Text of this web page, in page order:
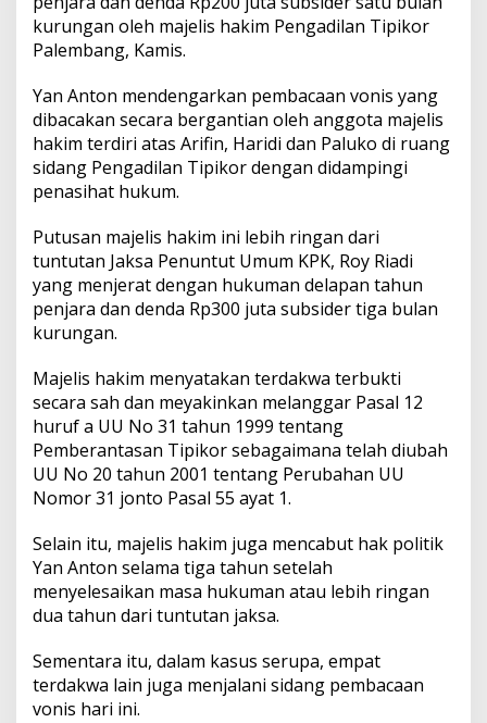
f
Y
a
A
n
t
o
n
F
r
d
i
a
n
o
n
i
s
E
n
a
T
a
u
n
e
n
j
kurungan oleh majelis hakim Pengadilan Tipikor
Palembang, Kamis.
Yan Anton mendengarkan pembacaan vonis yang
dibacakan secara bergantian oleh anggota majelis
hakim terdiri atas Arifin, Haridi dan Paluko di ruang
sidang Pengadilan Tipikor dengan didampingi
penasihat hukum.
Putusan majelis hakim ini lebih ringan dari
tuntutan Jaksa Penuntut Umum KPK, Roy Riadi
yang menjerat dengan hukuman delapan tahun
penjara dan denda Rp300 juta subsider tiga bulan
kurungan.
Majelis hakim menyatakan terdakwa terbukti
secara sah dan meyakinkan melanggar Pasal 12
huruf a UU No 31 tahun 1999 tentang
Pemberantasan Tipikor sebagaimana telah diubah
UU No 20 tahun 2001 tentang Perubahan UU
Nomor 31 jonto Pasal 55 ayat 1.
Selain itu, majelis hakim juga mencabut hak politik
Yan Anton selama tiga tahun setelah
menyelesaikan masa hukuman atau lebih ringan
dua tahun dari tuntutan jaksa.
Sementara itu, dalam kasus serupa, empat
terdakwa lain juga menjalani sidang pembacaan
vonis hari ini.